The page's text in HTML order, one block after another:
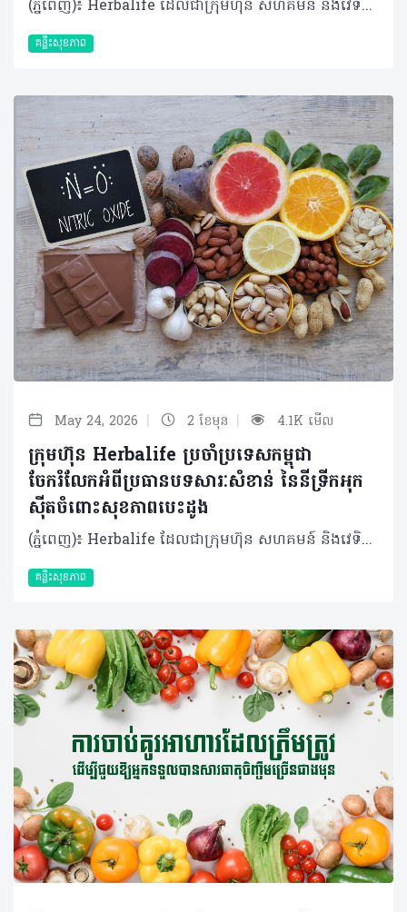
(ភ្នំពេញ)៖ Herbalife ដែលជាក្រុមហ៊ុន សហគមន៍ និងវេទិកាភ្ជាប់ទំនាក់ទំនង លំដាប់ថ្នាក់ពិភពលោក ផ្នែកសុខភាព និងសុខុមាលភាពបានចែករំលែកអំពី គន្លឹះ ៥ យ៉ាង ដើម្បីរក្សាសុខភាពបេះដូងឱ្យរឹងមាំទៅតាមវ័យ។ បេះដូងគឺជាសរីរាង្គមួយដែលមានទំហំតូច ប៉ុន្តែមានតួនាទីធំ ដោយវាទទួលខុសត្រូវក្នុងការថែរក្សាអ្នកឱ្យមានជីវិតរស់នៅ និងមានសុខភាពល្អជារៀងរាល់ថ្ងៃ រាល់នាទី និងរាល់វិនាទី។ បេះដូងច្របាច់ និងបញ្ជូនឈាម និងអុកស៊ីសែនទៅកាន់សួត និងរាងកាយរបស់អ្នក ព្រមទាំងកម្ចាត់ឧស្ម័នកាបូនិចចេញពីចរន្តឈាម ដែលមុខងារទាំងនេះគឺជាស្នូលនៃសុខភាពទូទៅរបស់អ្នក។ បេះដូងគឺជាសរីរាង្គដែលងាយរងគ្រោះ ដូចជាជំងឺបេះដូង និងជំងឺដាច់សរសៃឈាមខួរក្បាល ដែលស្ថានភាពទាំងនេះត្រូវបានគេដឹងថាជាឃាតករដ៏ធំបំផុតមួយក្នុងពិភពលោក ដោយបានឆក់យកជីវិតមនុស្សអស់ ១៨.៦ លាននាក់នៅទូទាំងសកលលោកក្នុងមួយឆ្នាំៗ។ អាយុកាន់តែច្រើន ហានិភ័យនៃជំងឺបេះដូងកាន់តែខ្ពស់។ នៅក្នុងប្រទេសអភិវឌ្ឍន៍ • អត្រាអ្នកឈឺបេះដូងកើនឡើងខ្លាំង (លើសពី ១០ ភាគរយ) ចំពោះមនុស្សអាយុចាប់ពី ៧០ ឆ្នាំឡើងទៅ។ ៨០ ភាគរយនៃអ្នកស្លាប់ដោយសារជំងឺបេះដូង គឺជាមនុស្សចាស់ដែលមានអាយុចាប់ពី ៦៥ ឆ្នាំឡើងទៅ។ គន្លឹះស្តីពីសុខភាពបេះដូង និងការឈានចូលវ័យចាស់ដោយមានសុខភាពល្អ នេះគឺជាគន្លឹះល្អៗចំនួន ប្រាំយ៉ាង ដើម្បីឱ្យអ្នកចាប់ផ្តើមដំណើរនេះ សម្រាប់ជីវិតដែលមានសុខភាពល្អប្រសើរជាងមុនទាំងនៅពេលបច្ចុប្បន្ន និងទៅអនាគត។ គន្លឹះទី១៖ ស្វែងយល់ពីហានិភ័យសុខភាពរបស់អ្នក គន្លឹះដំបូងនៃការថែរក្សាសុខភាពបេះដូង គឺការដឹងពីសុខភាពរបស់អ្នកតាមរយៈការទៅជួបគ្រូពេទ្យដើម្បីពិនិត្យសុខភាពឱ្យបានទៀងទាត់។ការពិនិត្យសុខភាពបានជាប់លាប់ជារឿងសំខាន់ខ្លាំងណាស់ ព្រោះសម្ពាធឈាមខ្ពស់ គឺជាកត្តាហានិភ័យចម្បងបំផុតនៃជំងឺសរសៃឈាមបេះដូង ហើយវាត្រូវបានគេចាត់ទុកជា "ឃាតករលាក់មុខ" ដោយសារតែវាមិនបង្ហាញចេញនូវសញ្ញាព្រមាន ឬរោគសញ្ញាអ្វីច្បាស់ៗឡើយ។ហេតុដូច្នេះ ការពិនិត្យសម្ពាធឈាមឱ្យបានទៀងទាត់ គឺជារឿងចាំបាច់បំផុត ព្រោះប្រសិនបើទុកចោលដោយមិនបានពិនិត្យ និងព្យាបាលទាន់ពេលវេលាទេ វានឹងបង្កើនហានិភ័យនៃជំងឺបេះដូង និងជំងឺដាច់សរសៃឈាមខួរក្បាលបាន។ គន្លឹះទី២៖ កាត់បន្ថយទម្លាប់រស់នៅដែលមិនល្អចំពោះសុខភាព ការផ្តាច់បារីជាវិធីដ៏ល្អបំផុតក្នុងការការពារបេះដូង ព្រោះហានិភ័យជំងឺបេះដូងនឹងថយចុះភ្លាមៗបន្ទាប់ពីឈប់ជក់។ ជាទូទៅ ការជក់បារីបំផ្លាញសរសៃឈាមអាកទែឱ្យរួមតូចដោយសារការកកខ្លាញ់ ដែលអាចបង្កជាការឈឺទ្រូងជាសញ្ញាព្រមាន ឬអាចឈានទៅដល់ការគាំងបេះដូង និងដាច់សរសៃឈាមខួរក្បាលដោយមិនដឹងខ្លួន។ ដូច្នេះ អ្នកគួរតែបោះបង់ទម្លាប់មិនល្អក្រវាត់ចោលនូវឧបករណ៍ជក់បារី រួចជំនួសមកវិញនូវផលិតផលជំនួសជាតិនីកូទីន។ ការបោះបង់ចោលទម្លាប់មិនល្អទាំងនេះ នឹងជួយឱ្យរាងកាយទាំងមូលទទួលបានសុខភាពល្អ។ គន្លឹះទី៣៖ រក្សារបបអាហារដែលល្អចំពោះសុខភាពបេះដូង អាហារូបត្ថម្ភដែលល្មមសមរម្យនៃកាឡូរីដែលអ្នកគួរទទួលទាន គួរមានកាបូអ៊ីដ្រាត ៤០ ភាគរយ ប្រូតេអ៊ីន ៣០ ភាគរយ និងខ្លាញ់ល្អ ៣០ ភាគរយ ព្រមទាំងជាតិសរសៃ ២៥ ក្រាម និងទឹកប្រាំបីកែវក្នុងមួយថ្ងៃ។ លើសពីនេះ ការញ៉ាំបន្លែ ផ្លែឈើ និងគ្រាប់ធញ្ញជាតិ នឹងជួយផ្តល់វីតាមីន និងជាតិរ៉ែល្អៗជាច្រើន។ អាហារសម្បូរអូមេហ្គា-៣ ដូចជាត្រីមានជាតិខ្លាញ់ និងគ្រាប់ពូជផ្សេងៗ អាចជួយកាត់បន្ថយហានិភ័យជំងឺបេះដូងផងដែរ។ ត្រីក៏ជាអាហារជំនួសសាច់គោដ៏ល្អដើម្បីចៀសវាងខ្លាញ់ឆ្អែតខ្ពស់ ហើយជាតិអូមេហ្គា-៣ដែលមានក្នុងត្រីក៏ជួយបញ្ចុះកម្រិតកូឡេស្តេរ៉ុល និងទ្រីគ្លីសេរីត ដើម្បីទ្រទ្រង់ប្រព័ន្ធសរសៃឈាមបេះដូងទៀតផង។ គន្លឹះទី៤៖ ធ្វើឱ្យបេះដូងរបស់អ្នកលោតញាប់ ការធ្វើលំហាត់ប្រាណ និងសកម្មភាពរាងកាយទៀងទាត់ផ្តល់ផលប្រយោជន៍ជាច្រើនដោយវាជួយឱ្យសរសៃឈាមសម្រាក និងពង្រីកខ្លួន ធ្វើឱ្យឈាមហូរទៅចិញ្ចឹមបេះដូងបានល្អ។ សកម្មភាពនេះរំញោចការផលិតសារធាតុនីទ្រីកអុកស៊ីតដើម្បីការពារប្រព័ន្ធសរសៃឈាមបេះដូង។ អ្នកគួរតែធ្វើលំហាត់ប្រាណកម្រិតមធ្យមយ៉ាងហោចណាស់ ៣០ នាទីក្នុងមួយថ្ងៃ ហើយបើគ្មានពេលគ្រប់គ្រាន់ទេ អ្នកអាចជំនួសដោយការដើរខ្លីៗមុនពេលធ្វើការ ដូចជាការចតឡានម៉ូតូឱ្យឆ្ងាយពីការិយាល័យ ឬការឈរធ្វើការខ្លះដើម្បីចៀសវាងការអង្គុយយូរៗពេញមួយថ្ងៃ។ គន្លឹះទី៥៖ កាត់បន្ថយកម្រិតស្ត្រេសរបស់អ្នក ទោះបីជាគ្មានការផ្សារភ្ជាប់ផ្ទាល់រវាងភាពស្ត្រេសខ្ពស់ និងជំងឺបេះដូង ប៉ុន្តែស្ត្រេសអាចបង្កហានិភ័យដោយប្រយោល ដូចជាធ្វើឱ្យឡើងសម្ពាធឈាម ធ្វើឱ្យអ្នកញ៉ាំច្រើនហួសប្រមាណ ខ្ជិលមិនធ្វើលំហាត់ប្រាណ ឬធ្វើឱ្យអ្នកជក់បារី។ ស្ត្រេសរ៉ាំរ៉ៃក៏ជម្រុញអរម៉ូនអង់ដ្រេណាលីន និងខទីសូលឱ្យកើនឡើង ដែលនាំឱ្យប្រឈមនឹងការគាំងបេះដូងផងដែរ។ ហេតុនេះ អ្នកគួរតែចំណាយពេលសម្រាក និងធ្វើអ្វីដែលសប្បាយចិត្ត ព្រោះមនុស្សដែលអាចគ្រប់គ្រងស្ត្រេសឱ្យនៅកម្រិតទាបបាន តែងមានទំនោរចង់ហាត់ប្រាណ និងមានចំណង់ញ៉ាំអាហារដែលមានសុខភាពល្អ។ ការអនុវត្តរបៀបរស់នៅសកម្ម និងមានសុខភាពល្អចាប់ពីពេលនេះតទៅ គឺជារឿងចាំបាច់បំផុតដើម្បីការពារជំងឺបេះដូង និងរក្សាបេះដូងឱ្យរឹងមាំទៅថ្ងៃអនាគត។ អំពីក្រុមហ៊ុន Herbalife ក្រុមហ៊ុន Herbalife (NYSE: HLF) គឺជាក្រុមហ៊ុនសុខភាព និងសុខុមាលភាពឈានមុខគេ និងជាសហគមន៍ដែលកំពុងផ្លាស់ប្តូរជីវិតរបស់មនុស្សជាមួយនឹងផលិតផលអាហារូបត្ថម្ភដ៏អស្ចារ្យ និងជាឱកាសអាជីវកម្មសម្រាប់សមាជិកឯករាជ្យ​របស់ខ្លួនចាប់តាំងពីឆ្នាំ 1980។ ក្រុមហ៊ុនផ្តល់ជូននូវផលិតផលដែលគាំទ្រដោយវិទ្យាសាស្រ្តដល់អ្នកប្រើប្រាស់នៅក្នុងទីផ្សារជាង 90។ តាមរយៈសមាជិកឯករាជ្យដែលផ្តល់ជូននូវការបណ្តុះបណ្តាលមួយទល់មួយ និងផ្តល់ការគាំទ្រសហគមន៍ដោយបំផុសគំនិតឱ្យអតិថិជនប្រកាន់ខ្ជាប់នូវរបៀបរស់នៅដែលមានភាពសកម្ម។
គន្លឹះសុខភាព
May 24, 2026 | 2 ខែមុន | 4.1K មើល
ក្រុមហ៊ុន Herbalife ប្រចាំប្រទេសកម្ពុជា
ចែករំលែកអំពីប្រធានបទសារៈសំខាន់ នៃនីទ្រីកអុក
ស៊ីតចំពោះសុខភាពបេះដូង
(ភ្នំពេញ)៖ Herbalife ដែលជាក្រុមហ៊ុន សហគមន៍ និងវេទិកាភ្ជាប់ទំនាក់ទំនងលំដាប់ថ្នាក់ពិភពលោក ផ្នែកសុខភាព និងសុខុមាលភាពបានចែករំលែកអំពីសារៈសំខាន់នៃនីទ្រីកអុកស៊ីតចំពោះសុខភាពបេះដូង និងថាតើអ្វីទៅជាការជំរុញនីទ្រីកអុកស៊ីត? មានកត្តាជាច្រើនក្នុងការរស់នៅឱ្យបានល្អបំផុត ហើយក៏មិនចាំបាច់ពិបាកស្មុគស្មាញអ្វីច្រើននោះដែរ។ មានវិធីសាមញ្ញមួយចំនួនដើម្បីគាំទ្រដល់សុខភាពបេះដូងរបស់អ្នកឱ្យមានសុខភាពល្អគឺ តាមរយៈរបបអាហារត្រឹមត្រូវ ការហាត់ប្រាណឱ្យបានទៀងទាត់ និងការទទួលទានអាហាររូបត្ថម្ភជំនួយ។របបអាហារ និងលំហាត់ប្រាណគឺងាយស្រួល ប៉ុន្តែអាហាររូបត្ថម្ភជំនួយវិញ? វិធីដ៏ល្អបំផុតមួយដើម្បីជួយការពារបេះដូងរបស់អ្នកគឺ តាមរយៈនីទ្រីកអុកស៊ីត ឬ ពាក្យកាត់ NO។ តើនីទ្រីកអុកស៊ីតដំណើរការយ៉ាងដូចម្តេច? នីទ្រីកអុកស៊ីត គឺជាឧស្ម័នដែលកើតឡើងពីធម្មជាតិដែលមាននៅទាំងក្នុង និងក្រៅរាងកាយ។ វាការពារប្រព័ន្ធសរសៃឈាមបេះដូងរបស់អ្នកពីការខូចខាត និងការចុះខ្សោយតាមវ័យ ដោយលើកកម្ពស់ភាពយឺត នៃសរសៃឈាម។ នីទ្រីកអុកស៊ីតជួយឱ្យជញ្ជាំងសរសៃឈាមរបស់អ្នកសម្រាក និងរីកធំ ដើម្បីឱ្យកោសិកាឈាមអាចរត់បានយ៉ាងងាយស្រួល។ ដំណើរការនេះអនុញ្ញាតឱ្យសារធាតុចិញ្ចឹម និងអុកស៊ីហ្សែនត្រូវបានបញ្ជូនទៅកាន់រាងកាយឱ្យកាន់តែមានប្រសិទ្ធភាព។ អត្ថប្រយោជន៍ នៃនីទ្រីកអុកស៊ីត នីទ្រីកអុកស៊ីតត្រូវបានគេហៅថាជា "Miracle Molecule" ឬ “ម៉ូលេគុលអស្ចារ្យ” ដោយសារតែអត្ថប្រយោជន៍ជាច្រើនដែលវាមាន។ ផ្អែកលើការសិក្សាមួយដែលបានចុះផ្សាយក្នុងទស្សនាវដ្តីវេជ្ជសាស្ត្រ The Journal of Preventive Medicine and Hygiene បានបង្ហាញឱ្យឃើញពីអត្ថប្រយោជន៍របស់នីទ្រីកអុកស៊ីតដូចខាងក្រោម៖ • ជួយគាំទ្រដល់ដំណើរការបេះដូង • រក្សាសរសៃឈាមឱ្យមានភាពបត់បែន • ធ្វើឱ្យលំហូរឈាមប្រសើរឡើង • គាំទ្រដល់គ្រប់កោសិកាទាំងអស់នៅក្នុងរាងកាយរបស់អ្នក • ជំរុញមុខងារបេះដូង ខួរក្បាល និងសរីរាង្គផ្សេងៗទៀតផងដែរ ការធ្វើឱ្យលំហូរឈាម និងការចរាចរឈាមប្រសើរឡើង នឹងជួយសម្រាលបន្ទុកការងាររបស់បេះដូង។ បេះដូងតែងតែច្របាច់បញ្ជូនកោសិកាឈាមផ្តល់​ថាមពលដល់គ្រប់សាច់ដុំ និងសរីរាង្គក្នុងរាងកាយ។ នីទ្រីកអុកស៊ីតជួយឱ្យសរសៃឈាមសម្រាក អនុញ្ញាតិឱ្យកោសិកាទាំងអស់អាចធ្វើចលនា និងរក្សាសម្ពាធឈាមឱ្យស្ថិតក្នុងកម្រិតដែលមានសុខភាពល្អ។ ការផលិតនីទ្រីកអុកស៊ីត រាងកាយផលិតនីទ្រីកអុកស៊ីតដោយធម្មជាតិក្នុងកំឡុងពេលរំលាយអាហារនៅពេលដែលប្រូតេអ៊ីនត្រូវបានបំបែកទៅជាអាស៊ីតអាមីណូដូចជា L-arginine និង L-citrulline។ នៅពេលដែលសារធាតុ L-arginine ត្រូវបានស្រូបចូលទៅក្នុងកោសិកាដែលនៅតាមជញ្ជាំងសរសៃឈាមរបស់អ្នក វានឹងបំប្លែងទៅជានីទ្រីកអុកស៊ីត (NO)។ L-citrulline គឺជាផលដែលកើតចេញពីការបំប្លែងនោះ ហើយវាដើរតួអ្នកជាការបន្ថែមថាមពល ប៉ុន្តែឥទ្ធិពលវាគឺមានរយៈពេលខ្លី។ នីទ្រីកអុកស៊ីតត្រូវបានបំផ្លាញចោលដោយសារម៉ូលេគុលអុកស៊ីហ្សែនសកម្មក្នុងរយៈពេលតែមួយវិនាទីប៉ុណ្ណោះ បន្ទាប់ពីការផលិត។ ការការពារកម្រិតនីទ្រីកអុកស៊ីត សារធាតុប្រឆាំងអុកស៊ីតកម្ម គឺជាវិធីមួយដើម្បីការពារកម្រិតនីទ្រីកអុកស៊ីតនៅក្នុងរាងកាយរបស់អ្នក។ សារធាតុប្រឆាំងអុកស៊ីតកម្មទាំងនេះជួយឱ្យរាងកាយស្រូបយកម៉ូលេគុលអុកស៊ីហ្សែនសកម្ម មុនពេលពួកវាអាចបង្កៃការខូចខាតណាមួយដល់នីទ្រីកអុកស៊ីត។ តាមរយៈការទទួលទានវីតាមីន C និង E រួមគ្នាជាមួយអាស៊ីត alpha lipoic អ្នកអាចជួយបង្កើតរបាំងការពារសម្រាប់នីទ្រីកអុកស៊ីតបាន។ បន្ទាប់ពីអាយុ ៣០ ឆ្នាំឡើង បរិមាណនីទ្រីកអុកស៊ីតដែលផលិតដោយធម្មជាតិក្នុងរាងកាយចាប់ផ្តើមថយចុះ។ ដូច្នោះហើយទើបវាជាការចាំបាច់ក្នុងជួយការពារ និងជម្រុះការបន្ថែមការផលិត NO ដើម្បីគាំទ្រដល់ប្រព័ន្ធសរសៃឈាមបេះដូងឱ្យមានសុខភាពល្អ។ ការជម្រុញនីទ្រីកអុកស៊ីត ដើម្បីជំរុញការផលិតនីទ្រីកអុកស៊ីតក្នុងរាងកាយ មានរឿងមួយចំនួនដែលអ្នកអាចធ្វើបានជារៀងរាល់ថ្ងៃ។ ជាទូទៅ វាអាស្រ័យលើរបបអាហារ ការហាត់ប្រាណ និងការទទួលទានអាហារូបត្ថម្ភដើម្បីជួយបំពេញបន្ថែម។ ចំពោះអាហារូបត្ថម្ភ អ្នកគួរទទួលទានអាហារដែលសម្បូរសារធាតុចិញ្ចឹមរួមមាន៖ • ប្រូតេអ៊ីនដែលមានគុណភាពខ្ពស់ដូចជាសណ្តែកសៀង សាច់ គ្រាប់ធញ្ញជាតិ ទឹកដោះគោ និងអាហារក្រឡុកប្រូតេអ៊ីន • បន្លែដែលមានសារធាតុនីត្រាតខ្ពស់ដូចជា គិនឆាយ សាឡាត់ មើមឆៃថាវក្រហម ស្ពៃពួយឡេង និងអាហារបំប៉នបន្លែបៃតង ក៏ជាជម្រើសដ៏ល្អដែរ • អាស៊ីតខ្លាញ់អូមេហ្គា ៣ ក៏ជួយកាត់បន្ថយការរលាកក្នុងរាងកាយផងដែរ របបអាហារដែលមានតុល្យភាពមិនមែនជាវិធីតែមួយគត់ដើម្បីបង្កើនកម្រិតនីទ្រីកអុកស៊ីតរបស់អ្នកនោះទេ។ វាក៏សំខាន់ផងដែរក្នុងការផ្តោតលើសុខុមាលភាពទូទៅរបស់អ្នកដូចជា៖ • ធានាថាអ្នកបានរក្សាជាតិទឹកបានគ្រប់គ្រាន់ • គេងឱ្យបានគ្រប់គ្រាន់ • និងបង្កើនសកម្មភាពរាងកាយ ការហាត់ប្រាណគឺជាចំណុចសំខាន់មួយ ព្រោះការផលិតនីទ្រីកអុកស៊ីតកើនឡើងយ៉ាងខ្លាំងក្នុងកំឡុងពេលធ្វើសកម្មភាពរាងកាយគ្រប់កម្រិត។ មិនថាការដើរ រត់ ជិះកង់ ហែលទឹក ឬសូម្បីតែការឡើងជណ្តើរ សុទ្ធតែជួយទ្រទ្រង់កម្រិត NO និងរបៀបរស់នៅដែលមានសុខភាពល្អទាំងអស់។ ការប្រើប្រាស់អាហារូបត្ថម្ភជំនួយ ក៏ជាកត្តាសំខាន់ផងដែរ ព្រោះសូម្បីតែរបបអាហារដែលមានតុល្យភាពបំផុតក៏នៅតែមានចន្លោះខ្វះខាតសារធាតុចិញ្ចឹមដែរ។ ដូច្នោះហើយអាហារូបត្ថម្ភជំនួយដូចជា អាហារក្រឡុកប្រូតេអ៊ីន អាហារូបត្ថម្ភជំនួយបន្លែបៃតង និងអូមេហ្គា ៣ គឺអាចជួយបំពេញចន្លោះខ្វះខាតបានយ៉ាងច្រើន។ សម្រាប់ការគាំទ្រកម្រិតនីទ្រីកអុកស៊ីត អាស៊ីតអាមីណូដូចជា L-arginine និង L-citrulline វីតាមីន C និង E អាស៊ីត alpha lipoic និងអាស៊ីតហ្វូលិក គឺពិតជាត្រូវការចាំបាច់។ ផលិតផល Herbalife® Vitality Amino Drink មានផ្ទុកនូវគ្រឿងផ្សំទាំងអស់នេះ និងជាជម្រើសដ៏ល្អសម្រាប់គាំទ្រដល់សុខភាពសរសៃឈាមបេះដូងរបស់អ្នក។ Vitality Amino Drink រួមបញ្ចូលគ្នានូវអាស៊ីតអាមីណូ និងសារធាតុប្រឆាំងអុកស៊ីតកម្មដែលចាំបាច់ដើម្បីគាំទ្រដល់ការផលិត និងរក្សាកម្រិត NO ដើម្បីរក្សាសរសៃឈាមឱ្យមានភាពបត់បែន។ ផលិតផល Herbalife24® Rebuild Strength ក៏ជាជម្រើសដ៏ល្អមួយទៀតដែលជួយបង្កើនកម្រិត NO ក្នុងរាងកាយរបស់អ្នក។ នៅពេលទទួលទានមុនពេលហាត់ប្រាណ វាជួយគាំទ្រដល់លំហូរឈាម និងធ្វើឱ្យសមត្ថភាពកីឡា និងភាពធន់ប្រសើរឡើង។ ការរក្សាកម្រិតនីទ្រីកអុកស៊ីតឱ្យបានខ្ពស់ គឺជាគន្លឹះសម្រាប់សុខភាពរាងកាយ និងបេះដូង ។ អ្នកអាចជួយឱ្យបេះដូងមានសុខភាពល្អទៅតាមវ័យ តាមរយៈការរក្សាភាពបត់បែននៃសរសៃឈាម និងការកែលម្អលំហូរឈាមក្នុងរាងកាយ ជាមួយនឹងសារធាតុ L-arginine និង L-citrulline ដែលមាននៅក្នុងផលិតផល Vitality Amino Drink ។ ការផ្ដោតលើរបបអាហារដែលមានតុល្យភាព ការហាត់ប្រាណឱ្យបានទៀងទាត់ និងការទទួលបានកម្រិត NO ឱ្យបានគ្រប់គ្រាន់ គឺជាគន្លឹះក្នុងការគាំទ្រដល់សុខភាពបេះដូង និងការរស់នៅឱ្យបានល្អបំផុត។ អំពីក្រុមហ៊ុន Herbalife ក្រុមហ៊ុន Herbalife (NYSE: HLF) គឺជាក្រុមហ៊ុនសុខភាព និងសុខុមាលភាពឈានមុខគេ និងជាសហគមន៍ដែលកំពុងផ្លាស់ប្តូរជីវិតរបស់មនុស្សជាមួយនឹងផលិតផលអាហារូបត្ថម្ភដ៏អស្ចារ្យ និងជាឱកាសអាជីវកម្មសម្រាប់សមាជិកឯករាជ្យរបស់ខ្លួនចាប់តាំងពីឆ្នាំ 1980។ ក្រុមហ៊ុនផ្តល់ជូននូវផលិតផលដែលគាំទ្រដោយវិទ្យាសាស្រ្តដល់អ្នកប្រើប្រាស់នៅក្នុងទីផ្សារជាង 90។ តាមរយៈសមាជិកឯករាជ្យដែលផ្តល់ជូននូវការបណ្តុះបណ្តាល​មួយទល់មួយ និងផ្តល់ការគាំទ្រសហគមន៍ដោយបំផុសគំនិតឱ្យអតិថិជនប្រកាន់ខ្ជាប់នូវរបៀបរស់នៅដែលមានភាពសកម្ម។
គន្លឹះសុខភាព